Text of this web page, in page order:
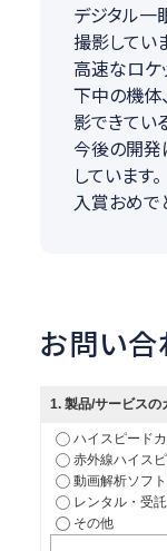
デジタル一
撮影してい
高速なロケ
下中の機体
影できてい
今後の開発
しています。
入賞おめで
お問い合
1. 製品/サービスの
ハイスピード
赤外線ハイス
動画解析ソフ
レンタル・受
その他